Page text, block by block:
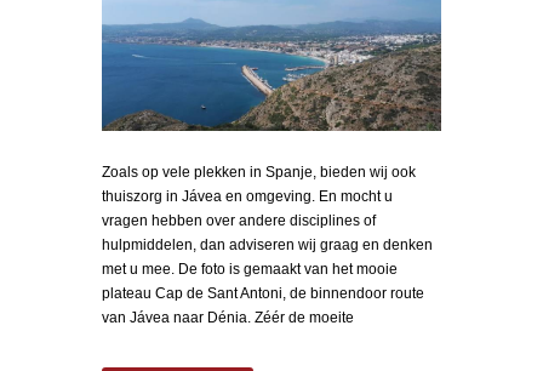
Zoals op vele plekken in Spanje, bieden wij ook
thuiszorg in Jávea en omgeving. En mocht u
vragen hebben over andere disciplines of
hulpmiddelen, dan adviseren wij graag en denken
met u mee. De foto is gemaakt van het mooie
plateau Cap de Sant Antoni, de binnendoor route
van Jávea naar Dénia. Zéér de moeite